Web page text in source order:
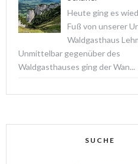
Heute ging es
Fuß von unserer
Waldgasthaus
Unmittelbar gegenüber des
Waldgasthauses ging der Wan...
SUCHE